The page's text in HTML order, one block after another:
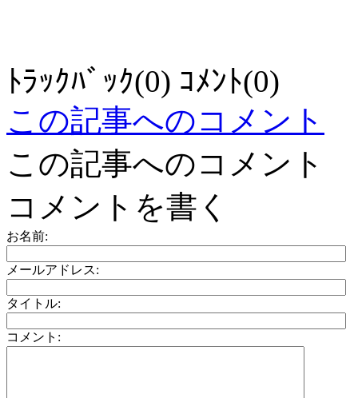
ﾄﾗｯｸﾊﾞｯｸ(0) ｺﾒﾝﾄ(0)
この記事へのコメント
この記事へのコメント
コメントを書く
お名前:
メールアドレス:
タイトル:
コメント: